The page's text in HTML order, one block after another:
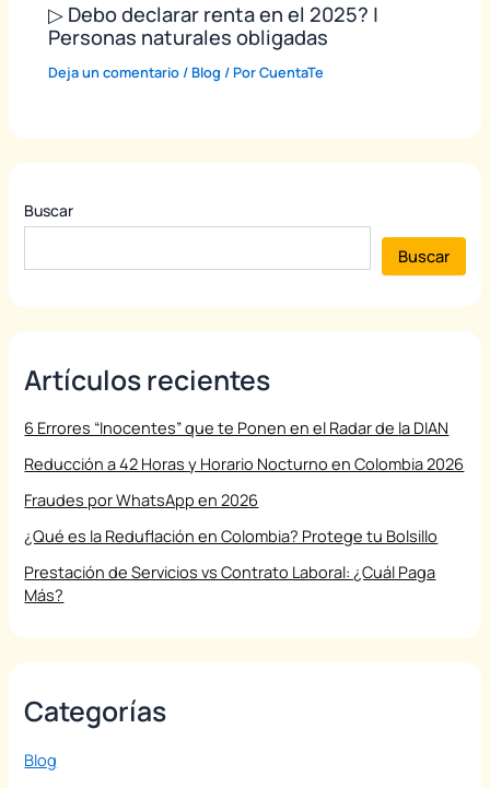
▷ Debo declarar renta en el 2025? |
Personas naturales obligadas
Deja un comentario/Blog / PorCuentaTe
Buscar
Buscar
Artículos recientes
6 Errores “Inocentes” que te Ponen en el Radar de la DIAN
Reducción a 42 Horas y Horario Nocturno en Colombia 2026
Fraudes por WhatsApp en 2026
¿Qué es la Reduflación en Colombia? Protege tu Bolsillo
Prestación de Servicios vs Contrato Laboral: ¿Cuál Paga
Más?
Categorías
Blog